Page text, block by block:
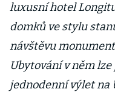
luxusní hotel
domků ve stylu
návštěvu
Ubytování v něm
jednodenní výlet na